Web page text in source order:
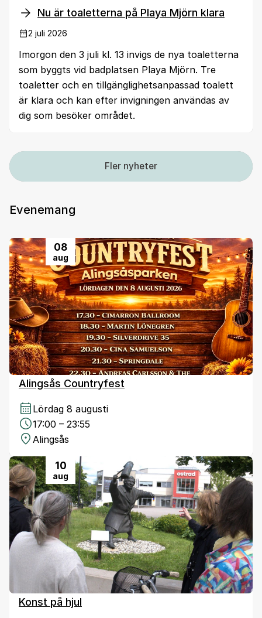
Nu är toaletterna på Playa Mjörn klara
2 juli 2026
Imorgon den 3 juli kl. 13 invigs de nya toaletterna
som byggts vid badplatsen Playa Mjörn. Tre
toaletter och en tillgänglighetsanpassad toalett
är klara och kan efter invigningen användas av
dig som besöker området.
Fler nyheter
Evenemang
08
aug
Alingsås Countryfest
Lördag 8 augusti
17:00 – 23:55
Alingsås
10
aug
Konst på hjul